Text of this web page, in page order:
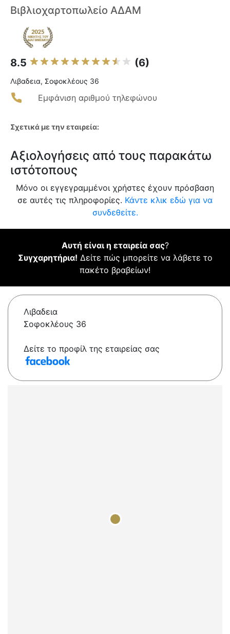
Βιβλιοχαρτοπωλείο ΑΔΑΜ
8.5 (6)
Λιβαδεια, Σοφοκλέους 36
Εμφάνιση αριθμού τηλεφώνου
Σχετικά με την εταιρεία:
Αξιολογήσεις από τους παρακάτω
ιστότοπους
Μόνο οι εγγεγραμμένοι χρήστες έχουν πρόσβαση
σε αυτές τις πληροφορίες. Κάντε κλικ εδώ για να
συνδεθείτε.
Αυτή είναι η εταιρεία σας?
Συγχαρητήρια! Δείτε πώς μπορείτε να λάβετε το
πακέτο βραβείων!
Λιβαδεια
Σοφοκλέους 36
Δείτε το προφίλ της εταιρείας σας